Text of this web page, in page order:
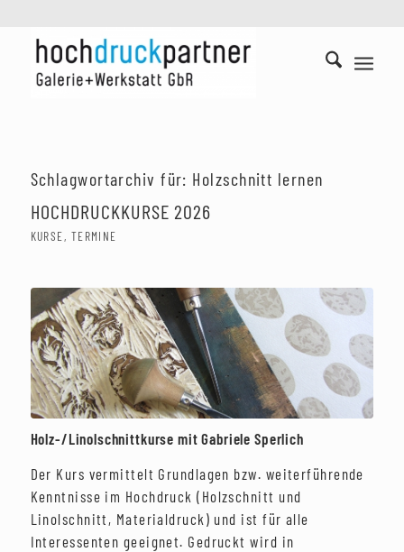
Schlagwortarchiv für: Holzschnitt lernen
HOCHDRUCKKURSE 2026
KURSE, TERMINE
Holz-/Linolschnittkurse mit Gabriele Sperlich
Der Kurs vermittelt Grundlagen bzw. weiterführende
Kenntnisse im Hochdruck (Holzschnitt und
Linolschnitt, Materialdruck) und ist für alle
Interessenten geeignet. Gedruckt wird in